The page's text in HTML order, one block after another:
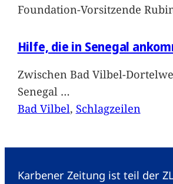
Foundation-Vorsitzende
Hilfe, die in Senegal
Zwischen Bad Vilbel-
Senegal …
Bad Vilbel, Schlagzeilen
Karbener Zeitung ist teil der